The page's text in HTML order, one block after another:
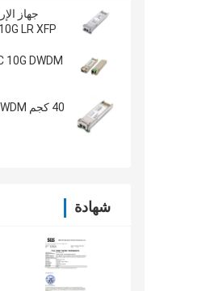
جهاز
LR XFP
10G DWDM
شهادة